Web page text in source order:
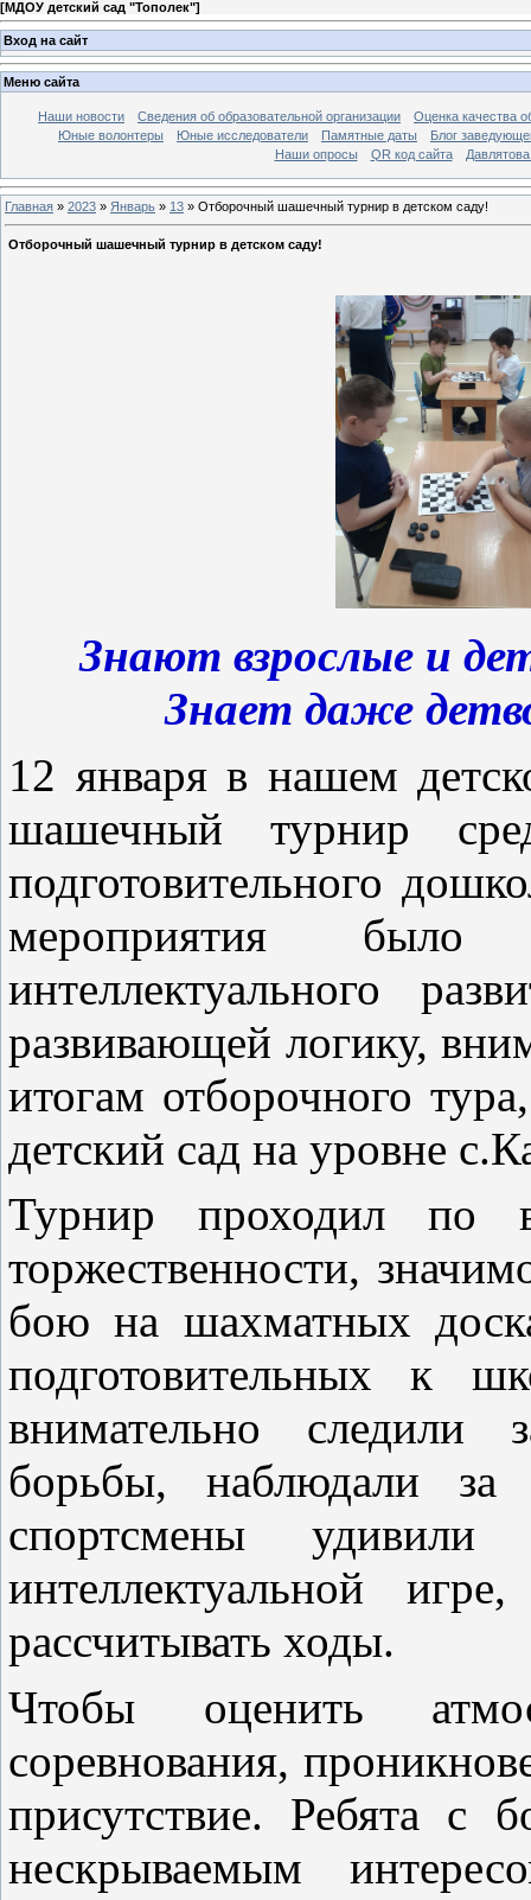
[МДОУ детский сад "Тополек"]
Вход на сайт
Меню сайта
Наши новости Сведения об образовательной организации
Оценка качества
Юные волонтеры
Юные исследователи Памятные даты
Блог
Наши опросы
QR код сайта
Главная » 2023 » Январь » 13 » Отборочный шашечный турнир в детском саду!
Отборочный шашечный турнир в детском саду!
Знают взрослые и
Знает даже
12 января в нашем
шашечный турнир
подготовительного
мероприятия
интеллектуального
развивающей логику,
итогам отборочного
детский сад на уровне
Турнир проходил по
торжественности,
бою на шахматных
подготовительных
внимательно следили
борьбы, наблюдали
спортсмены
интеллектуальной
рассчитывать ходы.
Чтобы оценить
соревнования,
присутствие. Ребята с
нескрываемым